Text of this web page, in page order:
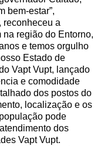
bem-estar”,
reconheceu a
região do Entorno,
e temos orgulho
Estado de
Vapt Vupt, lançado
e comodidade
dos postos do
localização e os
pode
dos
Vapt Vupt.